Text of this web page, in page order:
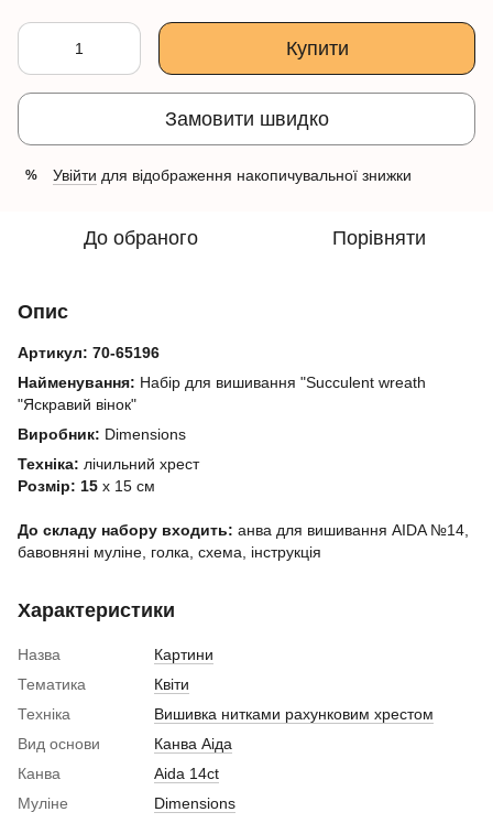
Купити
Замовити швидко
% Увійти для відображення накопичувальної знижки
До обраного Порівняти
Опис
Артикул: 70-65196
Найменування: Набір для вишивання "Succulent wreath
"Яскравий вінок"
Виробник: Dimensions
Техніка: лічильний хрест
Розмір: 15 х 15 см
До складу набору входить: анва для вишивання AIDA №14,
бавовняні муліне, голка, схема, інструкція
Характеристики
Назва
Картини
Тематика
Квіти
Техніка
Вишивка нитками рахунковим хрестом
Вид основи
Канва Аіда
Канва
Aida 14ct
Муліне
Dimensions